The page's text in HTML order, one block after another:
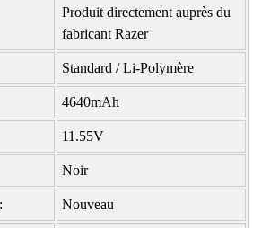
Produit directement auprès du
fabricant Razer
Standard / Li-Polymère
4640mAh
11.55V
Noir
Nouveau